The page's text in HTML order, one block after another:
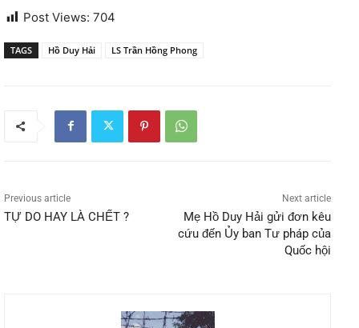
Post Views: 704
TAGS Hồ Duy Hải LS Trần Hồng Phong
Previous article
TỰ DO HAY LÀ CHẾT ?
Next article
Mẹ Hồ Duy Hải gửi đơn kêu
cứu đến Ủy ban Tư pháp của
Quốc hội